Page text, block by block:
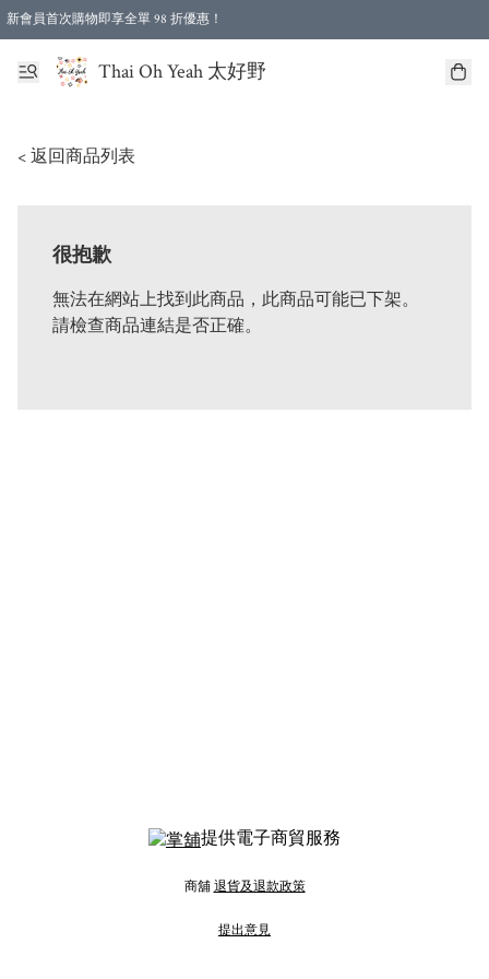
新會員首次購物即享全單 98 折優惠！
特選會員可享全單低至 96 折優惠！
Thai Oh Yeah 太好野
< 返回商品列表
很抱歉
無法在網站上找到此商品，此商品可能已下架。
請檢查商品連結是否正確。
提供電子商貿服務
商舖 退貨及退款政策
提出意見